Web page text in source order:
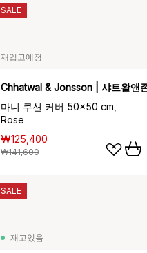
재입고예정
Chhatwal & Jonsson | 샤트왈앤
마니 쿠션 커버 50x50 cm,
Rose
₩125,400
₩141,600
SALE
재고있음
SALE